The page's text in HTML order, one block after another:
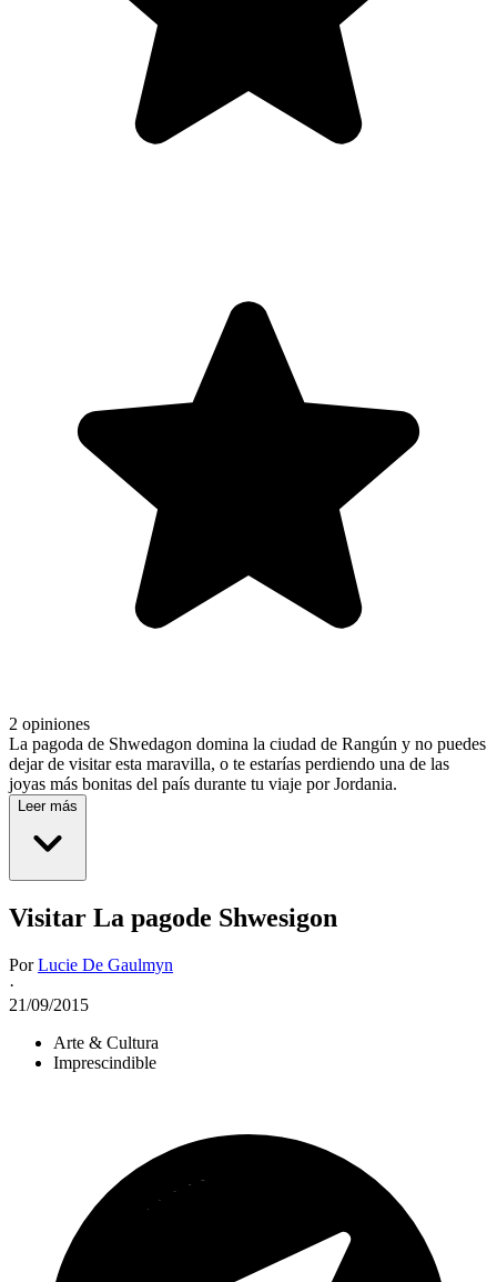
2 opiniones
La pagoda de Shwedagon domina la ciudad de Rangún y no puedes
dejar de visitar esta maravilla, o te estarías perdiendo una de las
joyas más bonitas del país durante tu viaje por Jordania.
Leer más
Visitar La pagode Shwesigon
PorLucie De Gaulmyn
·
21/09/2015
Arte & Cultura
Imprescindible